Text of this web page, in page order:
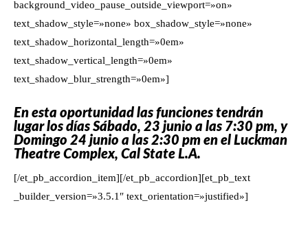
background_video_pause_outside_viewport=»on»
text_shadow_style=»none» box_shadow_style=»none»
text_shadow_horizontal_length=»0em»
text_shadow_vertical_length=»0em»
text_shadow_blur_strength=»0em»]
En esta oportunidad las funciones tendrán
lugar los días Sábado, 23 junio a las 7:30 pm, y
Domingo 24 junio a las 2:30 pm en el Luckman
Theatre Complex, Cal State L.A.
[/et_pb_accordion_item][/et_pb_accordion][et_pb_text
_builder_version=»3.5.1″ text_orientation=»justified»]